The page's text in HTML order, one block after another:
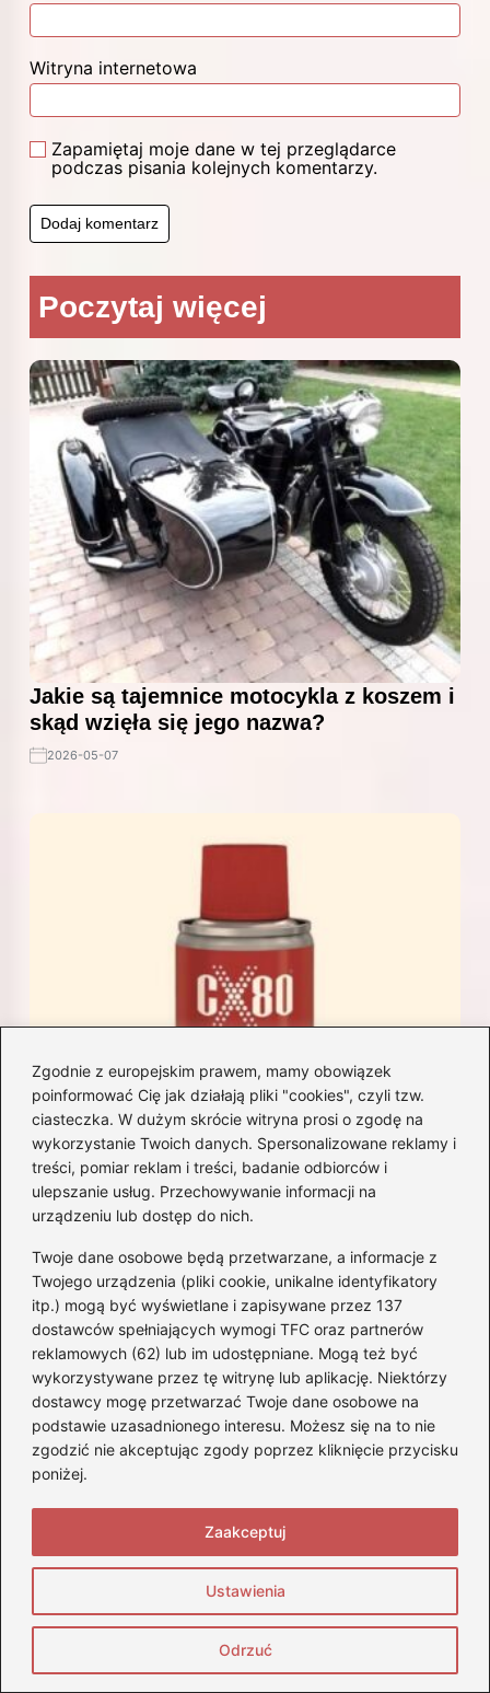
Zgodnie z europejskim prawem, mamy obowiązek
poinformować Cię jak działają pliki "cookies", czyli tzw.
ciasteczka. W dużym skrócie witryna prosi o zgodę na
wykorzystanie Twoich danych. Spersonalizowane reklamy i
treści, pomiar reklam i treści, badanie odbiorców i
ulepszanie usług. Przechowywanie informacji na
urządzeniu lub dostęp do nich.
Twoje dane osobowe będą przetwarzane, a informacje z
Twojego urządzenia (pliki cookie, unikalne identyfikatory
itp.) mogą być wyświetlane i zapisywane przez 137
dostawców spełniających wymogi TFC oraz partnerów
reklamowych (62) lub im udostępniane. Mogą też być
wykorzystywane przez tę witrynę lub aplikację. Niektórzy
dostawcy mogę przetwarzać Twoje dane osobowe na
podstawie uzasadnionego interesu. Możesz się na to nie
zgodzić nie akceptując zgody poprzez kliknięcie przycisku
poniżej.
Ustawienia
Odrzuć
Zaakceptuj
Witryna internetowa
Zapamiętaj moje dane w tej przeglądarce
podczas pisania kolejnych komentarzy.
Poczytaj więcej
Jakie są tajemnice motocykla z koszem i
skąd wzięła się jego nazwa?
2026-05-07
Jaki smar do motocykla wybrać, by
zapewnić mu długowieczność?
2026-04-29